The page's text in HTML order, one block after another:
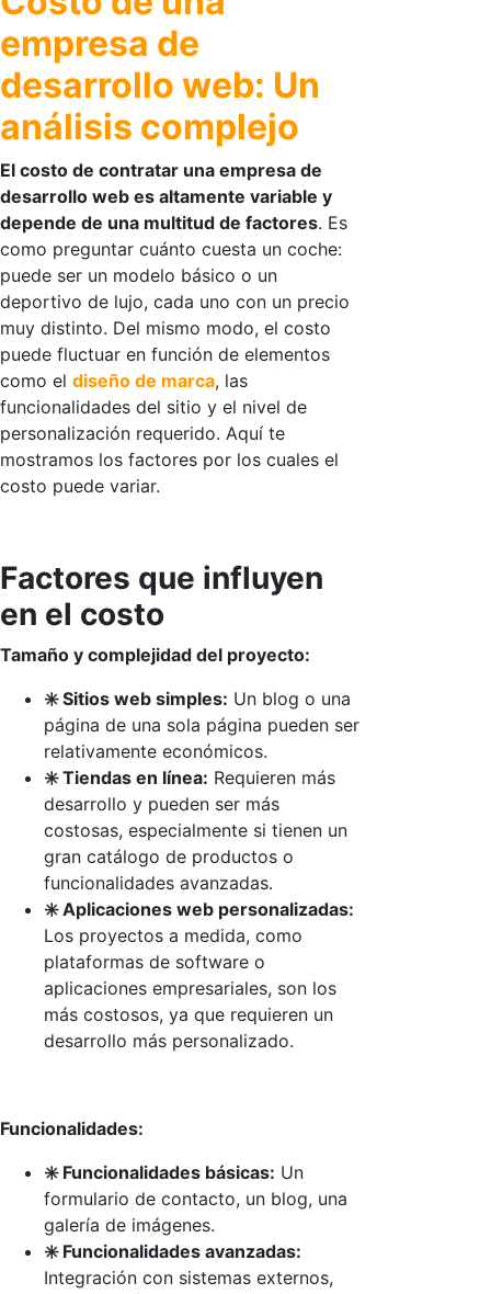
empresa de
desarrollo web: Un
análisis complejo
El costo de contratar una empresa de
desarrollo web es altamente variable y
depende de una multitud de factores. Es
como preguntar cuánto cuesta un coche:
puede ser un modelo básico o un
deportivo de lujo, cada uno con un precio
muy distinto. Del mismo modo, el costo
puede fluctuar en función de elementos
como el diseño de marca, las
funcionalidades del sitio y el nivel de
personalización requerido. Aquí te
mostramos los factores por los cuales el
costo puede variar.
Factores que influyen
en el costo
Tamaño y complejidad del proyecto:
✳️ Sitios web simples: Un blog o una
página de una sola página pueden ser
relativamente económicos.
✳️ Tiendas en línea: Requieren más
desarrollo y pueden ser más
costosas, especialmente si tienen un
gran catálogo de productos o
funcionalidades avanzadas.
✳️ Aplicaciones web personalizadas:
Los proyectos a medida, como
plataformas de software o
aplicaciones empresariales, son los
más costosos, ya que requieren un
desarrollo más personalizado.
Funcionalidades:
✳️ Funcionalidades básicas: Un
formulario de contacto, un blog, una
galería de imágenes.
✳️ Funcionalidades avanzadas:
Integración con sistemas externos,